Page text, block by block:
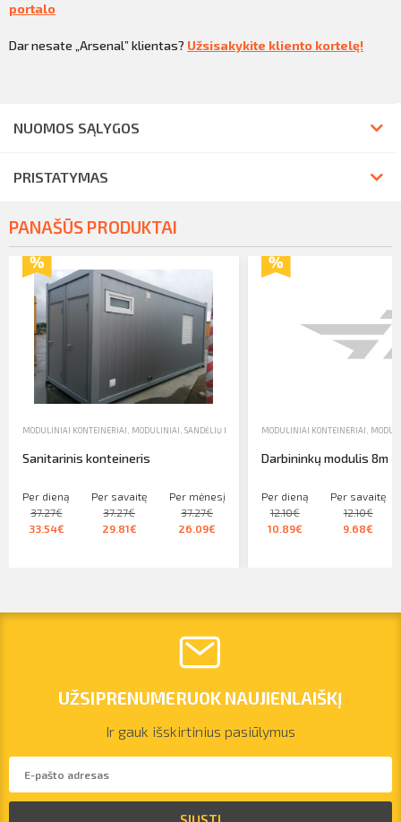
vilnius@arsenalrent.com
portalo
Dar nesate „Arsenal” klientas? Užsisakykite kliento kortelę!
NUOMOS SĄLYGOS
PRISTATYMAS
PANAŠŪS PRODUKTAI
MODULINIAI KONTEINERIAI, MODULINIAI, SANDĖLIŲ KONTEINERIAI, MOBILIOJI TVORA, WC,NUOMA
Sanitarinis konteineris
Per dieną
37.27€
33.54€
Per savaitę
37.27€
29.81€
Per mėnesį
37.27€
26.09€
MODULINIAI KONTEINERIAI,
Darbininkų modulis 8m
Per dieną
12.10€
10.89€
Per savaitę
12.10€
9.68€
UŽSIPRENUMERUOK NAUJIENLAIŠKĮ
Ir gauk išskirtinius pasiūlymus